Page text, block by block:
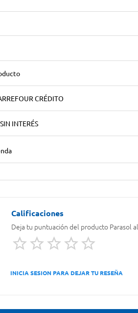
CRÉDITO
INTERÉS
Deja tu puntuación del producto Parasol
INICIA SESION PARA DEJAR TU RESEÑA